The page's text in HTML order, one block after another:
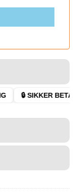
🔒 SIKKER